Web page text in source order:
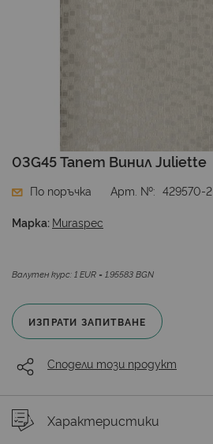
Преминете
началото
галерия
03G45 Тапет Винил Juliette
По поръчка Арт. № 429570-2
Марка: Muraspec
Валутен курс: 1 EUR = 1.95583 BGN
ИЗПРАТИ ЗАПИТВАНЕ
Сподели този продукт
Характеристики